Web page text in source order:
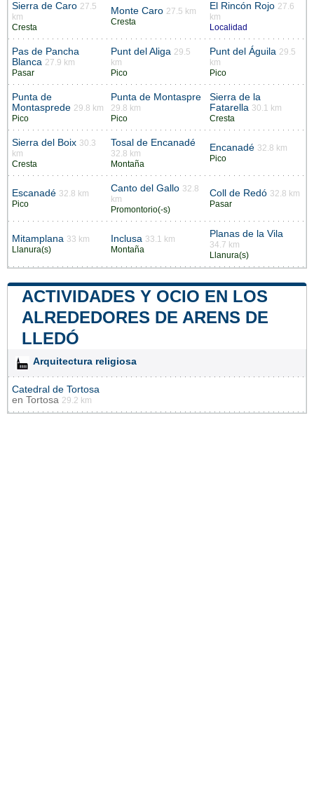
Sierra de Caro 27.5
km
Cresta
Monte Caro 27.5 km
Cresta
El Rincón Rojo 27.6
km
Localidad
Pas de Pancha
Blanca 27.9 km
Pasar
Punt del Aliga 29.5
km
Pico
Punt del Águila 29.5
km
Pico
Punta de
Montasprede 29.8 km
Pico
Punta de Montaspre
29.8 km
Pico
Sierra de la
Fatarella 30.1 km
Cresta
Sierra del Boix 30.3
km
Cresta
Tosal de Encanadé
32.8 km
Montaña
Encanadé 32.8 km
Pico
Escanadé 32.8 km
Pico
Canto del Gallo 32.8
km
Promontorio(-s)
Coll de Redó 32.8 km
Pasar
Mitamplana 33 km
Llanura(s)
Inclusa 33.1 km
Montaña
Planas de la Vila
34.7 km
Llanura(s)
ACTIVIDADES Y OCIO EN LOS
ALREDEDORES DE ARENS DE
LLEDÓ
Arquitectura religiosa
Catedral de Tortosa
en Tortosa 29.2 km